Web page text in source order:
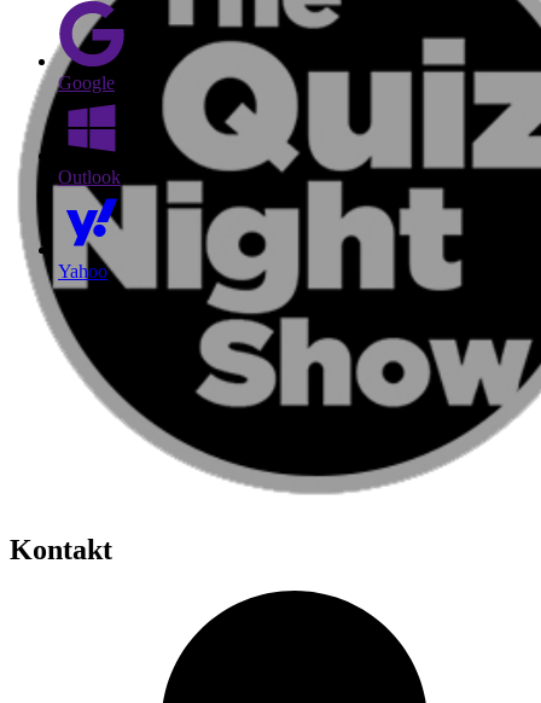
Google
Outlook
Yahoo
Kontakt